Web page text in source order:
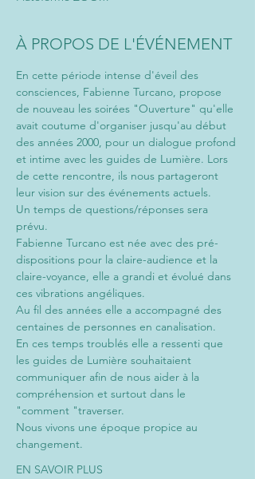
À PROPOS DE L'ÉVÉNEMENT
En cette période intense d'éveil des
consciences, Fabienne Turcano, propose
de nouveau les soirées "Ouverture" qu'elle
avait coutume d'organiser jusqu'au début
des années 2000, pour un dialogue profond
et intime avec les guides de Lumière. Lors
de cette rencontre, ils nous partageront
leur vision sur des événements actuels.
Un temps de questions/réponses sera
prévu.
Fabienne Turcano est née avec des pré-
dispositions pour la claire-audience et la
claire-voyance, elle a grandi et évolué dans
ces vibrations angéliques.
Au fil des années elle a accompagné des
centaines de personnes en canalisation.
En ces temps troublés elle a ressenti que
les guides de Lumière souhaitaient
communiquer afin de nous aider à la
compréhension et surtout dans le
"comment "traverser.
Nous vivons une époque propice au
changement.
EN SAVOIR PLUS